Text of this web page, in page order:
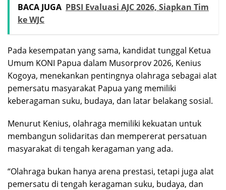
BACA JUGA PBSI Evaluasi AJC 2026, Siapkan Tim
ke WJC
Pada kesempatan yang sama, kandidat tunggal Ketua
Umum KONI Papua dalam Musorprov 2026, Kenius
Kogoya, menekankan pentingnya olahraga sebagai alat
pemersatu masyarakat Papua yang memiliki
keberagaman suku, budaya, dan latar belakang sosial.
Menurut Kenius, olahraga memiliki kekuatan untuk
membangun solidaritas dan mempererat persatuan
masyarakat di tengah keragaman yang ada.
“Olahraga bukan hanya arena prestasi, tetapi juga alat
pemersatu di tengah keragaman suku, budaya, dan